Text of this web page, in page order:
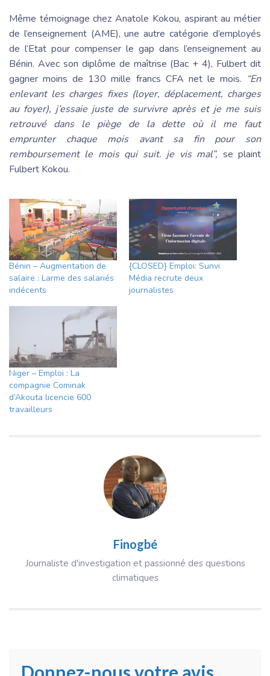
Même témoignage chez Anatole Kokou, aspirant au métier
de l’enseignement (AME), une autre catégorie d’employés
de l’Etat pour compenser le gap dans l’enseignement au
Bénin. Avec son diplôme de maîtrise (Bac + 4), Fulbert dit
gagner moins de 130 mille francs CFA net le mois. “En
enlevant les charges fixes (loyer, déplacement, charges
au foyer), j’essaie juste de survivre après et je me suis
retrouvé dans le piège de la dette où il me faut
emprunter chaque mois avant sa fin pour son
remboursement le mois qui suit. je vis mal”, se plaint
Fulbert Kokou.
Bénin – Augmentation de
salaire : Larme des salariés
indécents
{CLOSED} Emploi: Sunvi
Média recrute deux
journalistes
Niger – Emploi : La
compagnie Cominak
d’Akouta licencie 600
travailleurs
Finogbé
Journaliste d'investigation et passionné des questions
climatiques